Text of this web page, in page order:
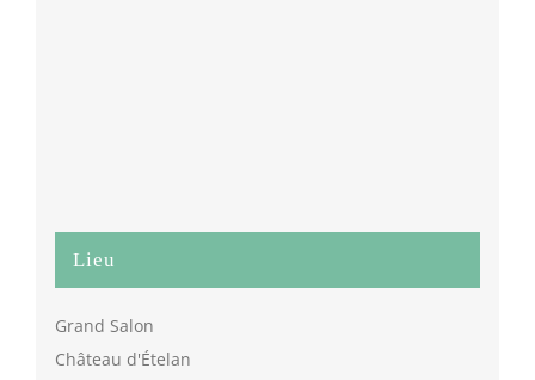
Lieu
Grand Salon
Château d'Ételan